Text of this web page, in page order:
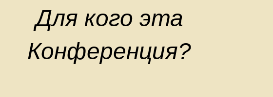
Для кого эта
Конференция?